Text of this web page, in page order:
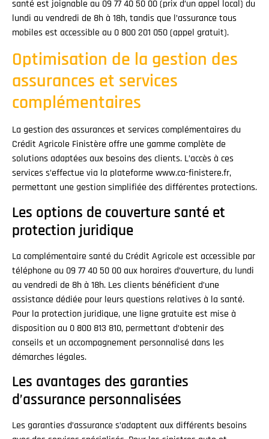
santé est joignable au 09 77 40 50 00 (prix d’un appel local) du
lundi au vendredi de 8h à 18h, tandis que l’assurance tous
mobiles est accessible au 0 800 201 050 (appel gratuit).
Optimisation de la gestion des
assurances et services
complémentaires
La gestion des assurances et services complémentaires du
Crédit Agricole Finistère offre une gamme complète de
solutions adaptées aux besoins des clients. L’accès à ces
services s’effectue via la plateforme www.ca-finistere.fr,
permettant une gestion simplifiée des différentes protections.
Les options de couverture santé et
protection juridique
La complémentaire santé du Crédit Agricole est accessible par
téléphone au 09 77 40 50 00 aux horaires d’ouverture, du lundi
au vendredi de 8h à 18h. Les clients bénéficient d’une
assistance dédiée pour leurs questions relatives à la santé.
Pour la protection juridique, une ligne gratuite est mise à
disposition au 0 800 813 810, permettant d’obtenir des
conseils et un accompagnement personnalisé dans les
démarches légales.
Les avantages des garanties
d’assurance personnalisées
Les garanties d’assurance s’adaptent aux différents besoins